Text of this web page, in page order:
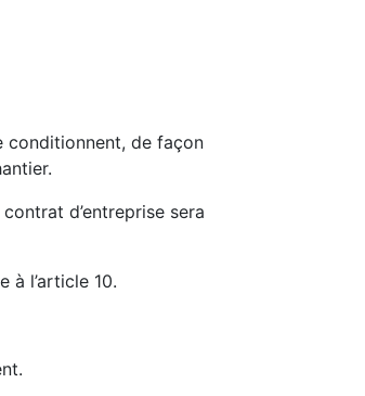
conditionnent, de façon
d’entreprise sera
à l’article 10.